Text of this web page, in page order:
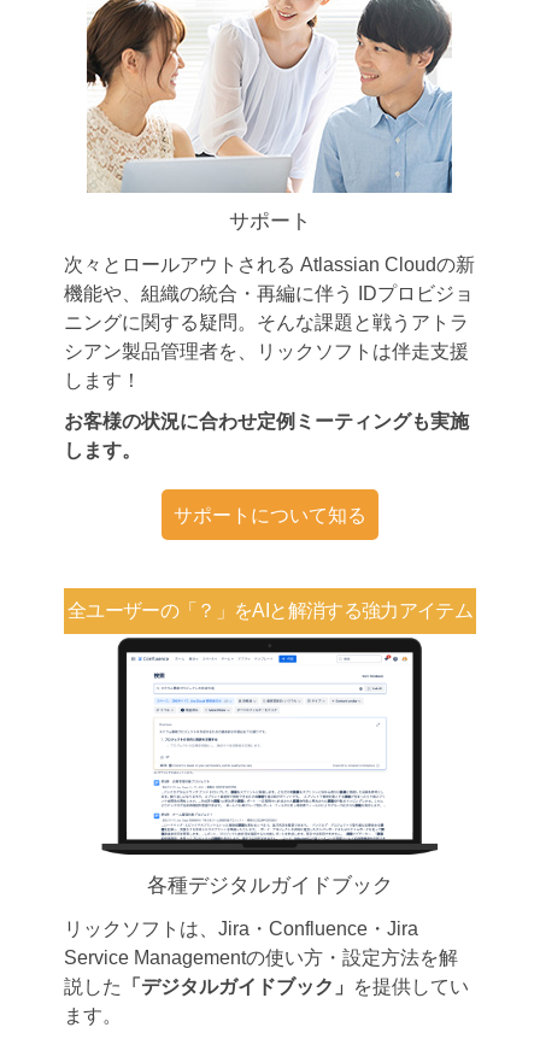
サポート
次々とロールアウトされる Atlassian Cloudの新
機能や、組織の統合・再編に伴う IDプロビジョ
ニングに関する疑問。そんな課題と戦うアトラ
シアン製品管理者を、リックソフトは伴走支援
します！
お客様の状況に合わせ定例ミーティングも実施
します。
サポートについて知る
全ユーザーの「？」をAIと解消する強力アイテム
各種デジタルガイドブック
リックソフトは、Jira・Confluence・Jira
Service Managementの使い方・設定方法を解
説した
「デジタルガイドブック」 を提供してい
ます。